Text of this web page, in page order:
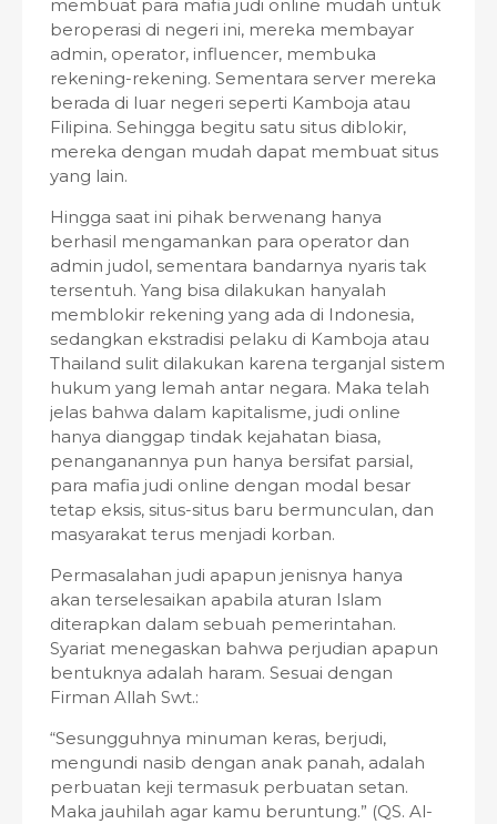
membuat para mafia judi online mudah untuk
beroperasi di negeri ini, mereka membayar
admin, operator, influencer, membuka
rekening-rekening. Sementara server mereka
berada di luar negeri seperti Kamboja atau
Filipina. Sehingga begitu satu situs diblokir,
mereka dengan mudah dapat membuat situs
yang lain.
Hingga saat ini pihak berwenang hanya
berhasil mengamankan para operator dan
admin judol, sementara bandarnya nyaris tak
tersentuh. Yang bisa dilakukan hanyalah
memblokir rekening yang ada di Indonesia,
sedangkan ekstradisi pelaku di Kamboja atau
Thailand sulit dilakukan karena terganjal sistem
hukum yang lemah antar negara. Maka telah
jelas bahwa dalam kapitalisme, judi online
hanya dianggap tindak kejahatan biasa,
penanganannya pun hanya bersifat parsial,
para mafia judi online dengan modal besar
tetap eksis, situs-situs baru bermunculan, dan
masyarakat terus menjadi korban.
Permasalahan judi apapun jenisnya hanya
akan terselesaikan apabila aturan Islam
diterapkan dalam sebuah pemerintahan.
Syariat menegaskan bahwa perjudian apapun
bentuknya adalah haram. Sesuai dengan
Firman Allah Swt.:
“Sesungguhnya minuman keras, berjudi,
mengundi nasib dengan anak panah, adalah
perbuatan keji termasuk perbuatan setan.
Maka jauhilah agar kamu beruntung.” (QS. Al-